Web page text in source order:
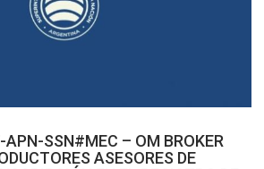
SSN#MEC – OM BROKER
ASESORES DE